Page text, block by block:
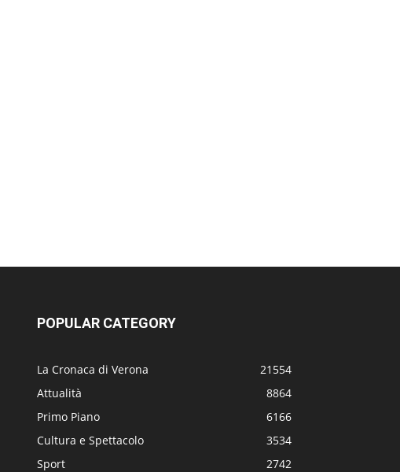
POPULAR CATEGORY
La Cronaca di Verona
21554
Attualità
8864
Primo Piano
6166
Cultura e Spettacolo
3534
Sport
2742